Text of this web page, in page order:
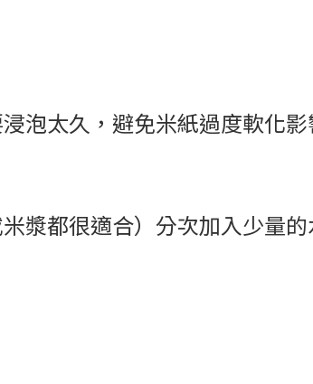
泡太久，避免米紙過度軟化
漿都很適合）分次加入少量